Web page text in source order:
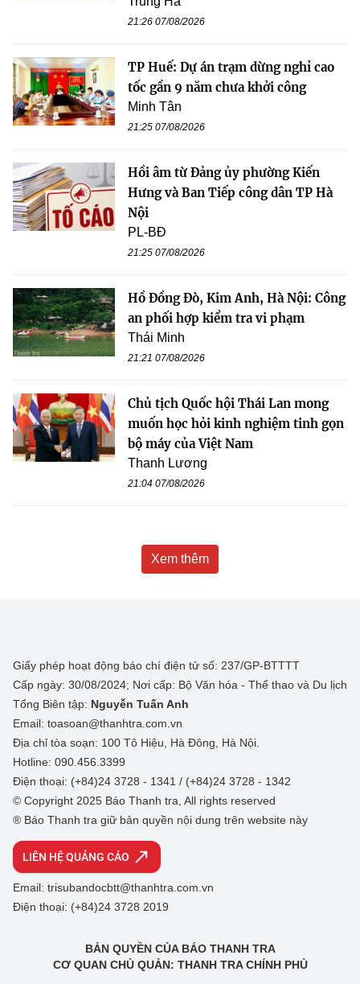
21:26 07/08/2026
TP Huế: Dự án trạm dừng nghỉ cao
tốc gần 9 năm chưa khởi công
Minh Tân
21:25 07/08/2026
Hồi âm từ Đảng ủy phường Kiến
Hưng và Ban Tiếp công dân TP Hà
Nội
PL-BĐ
21:25 07/08/2026
Hồ Đồng Đò, Kim Anh, Hà Nội: Công
an phối hợp kiểm tra vi phạm
Thái Minh
21:21 07/08/2026
Chủ tịch Quốc hội Thái Lan mong
muốn học hỏi kinh nghiệm tinh gọn
bộ máy của Việt Nam
Thanh Lương
21:04 07/08/2026
Xem thêm
Giấy phép hoạt động báo chí điện tử số: 237/GP-BTTTT
Cấp ngày: 30/08/2024; Nơi cấp: Bộ Văn hóa - Thể thao và Du lịch
Tổng Biên tập: Nguyễn Tuấn Anh
Email: toasoan@thanhtra.com.vn
Địa chỉ tòa soạn: 100 Tô Hiệu, Hà Đông, Hà Nội.
Hotline: 090.456.3399
Điện thoại: (+84)24 3728 - 1341 / (+84)24 3728 - 1342
© Copyright 2025 Báo Thanh tra, All rights reserved
® Báo Thanh tra giữ bản quyền nội dung trên website này
LIÊN HỆ QUẢNG CÁO
Email: trisubandocbtt@thanhtra.com.vn
Điện thoại: (+84)24 3728 2019
BẢN QUYỀN CỦA BÁO THANH TRA
CƠ QUAN CHỦ QUẢN: THANH TRA CHÍNH PHỦ